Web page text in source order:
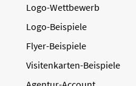
Logo-Wettbewerb
Logo-Beispiele
Flyer-Beispiele
Visitenkarten-Beispiele